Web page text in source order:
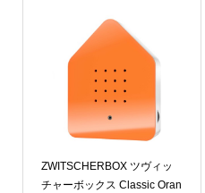
ZWITSCHERBOX ツヴィッ
チャーボックス Classic Oran